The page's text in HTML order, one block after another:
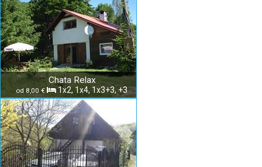
Chata Relax
od 8,00 € 1x2, 1x4, 1x3+3, +3